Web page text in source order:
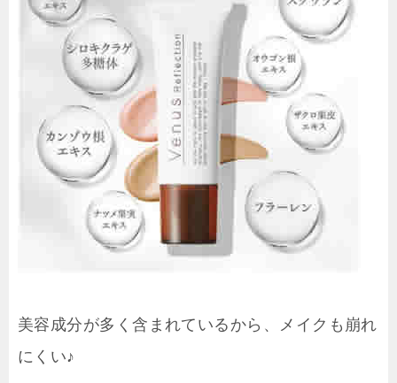
美容成分が多く含まれているから、メイクも崩れ
にくい♪